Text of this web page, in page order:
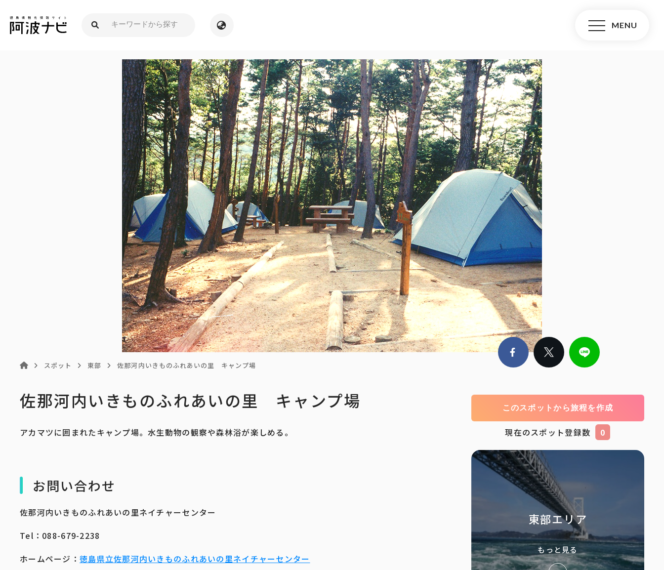
スポット 東部 佐那河内いきものふれあいの里 キャンプ場
佐那河内いきものふれあいの里 キャンプ場
アカマツに囲まれたキャンプ場。水生動物の観察や森林浴が楽しめる。
お問い合わせ
佐那河内いきものふれあいの里ネイチャーセンター
Tel：088-679-2238
ホームページ： 徳島県立佐那河内いきものふれあいの里ネイチャーセンター
このスポットから旅程を作成
現在のスポット登録数 0
東部エリア
もっと見る